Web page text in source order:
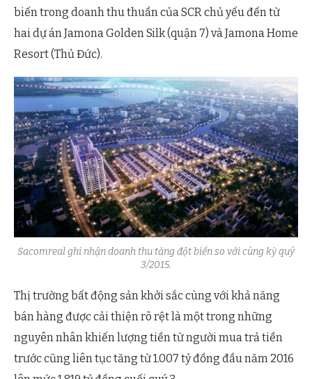
biến trong doanh thu thuần của SCR chủ yếu đến từ
hai dự án Jamona Golden Silk (quận 7) và Jamona Home
Resort (Thủ Đức).
Sacomreal ghi nhận doanh thu tăng đột biến so với cùng kỳ quý
3/2015.
Thị trường bất động sản khởi sắc cùng với khả năng
bán hàng được cải thiện rõ rệt là một trong những
nguyên nhân khiến lượng tiền từ người mua trả tiền
trước cũng liên tục tăng từ 1.007 tỷ đồng đầu năm 2016